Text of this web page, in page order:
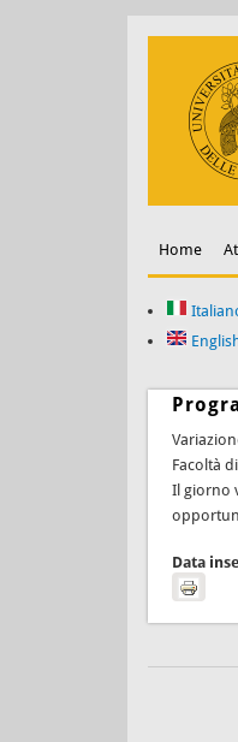
Home
Facoltà
Il giorno
Data